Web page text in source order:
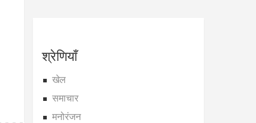
श्रेणियाँ
खेल
समाचार
मनोरंजन